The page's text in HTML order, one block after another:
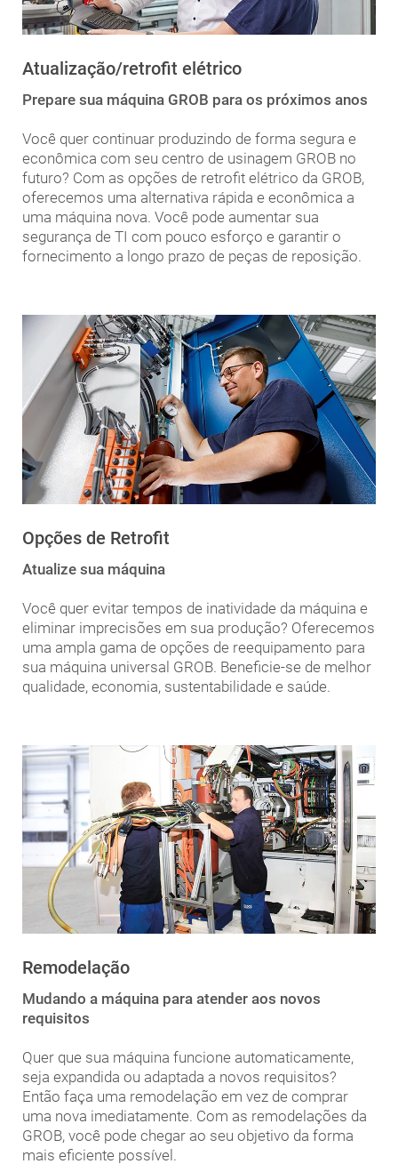
Atualização/retrofit elétrico
Prepare sua máquina GROB para os próximos anos
Você quer continuar produzindo de forma segura e
econômica com seu centro de usinagem GROB no
futuro? Com as opções de retrofit elétrico da GROB,
oferecemos uma alternativa rápida e econômica a
uma máquina nova. Você pode aumentar sua
segurança de TI com pouco esforço e garantir o
fornecimento a longo prazo de peças de reposição.
Opções de Retrofit
Atualize sua máquina
Você quer evitar tempos de inatividade da máquina e
eliminar imprecisões em sua produção? Oferecemos
uma ampla gama de opções de reequipamento para
sua máquina universal GROB. Beneficie-se de melhor
qualidade, economia, sustentabilidade e saúde.
Remodelação
Mudando a máquina para atender aos novos
requisitos
Quer que sua máquina funcione automaticamente,
seja expandida ou adaptada a novos requisitos?
Então faça uma remodelação em vez de comprar
uma nova imediatamente. Com as remodelações da
GROB, você pode chegar ao seu objetivo da forma
mais eficiente possível.